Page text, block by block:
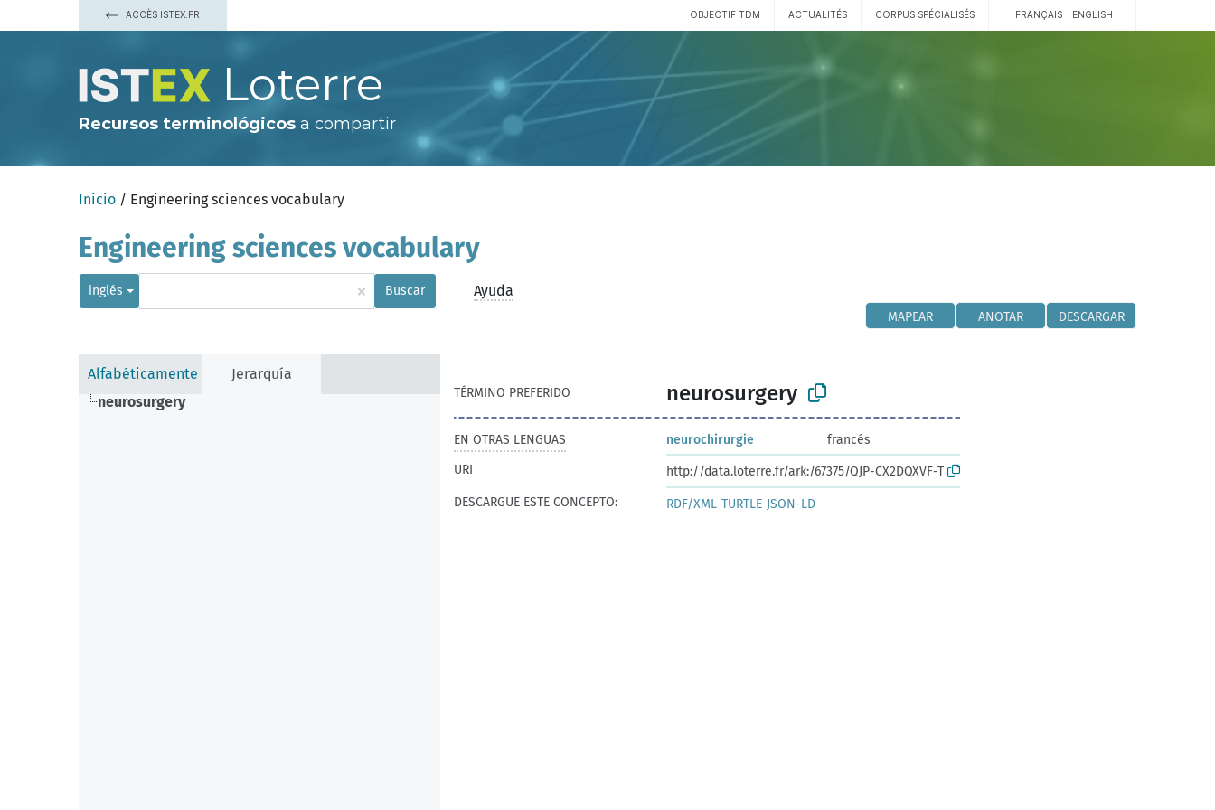
ACCÈS ISTEX.FR OBJECTIF TDM ACTUALITÉS CORPUS SPÉCIALISÉS FRANÇAIS ENGLISH
Loterre
Recursos terminológicos a compartir
Inicio / Engineering sciences vocabulary
Engineering sciences vocabulary
inglés × Buscar Ayuda
MAPEAR ANOTAR DESCARGAR
Alfabéticamente
Jerarquía
neurosurgery
TÉRMINO PREFERIDO neurosurgery
EN OTRAS LENGUAS neurochirurgie
francés
URI
http://data.loterre.fr/ark:/67375/QJP-CX2DQXVF-T
DESCARGUE ESTE CONCEPTO:
RDF/XML TURTLE JSON-LD